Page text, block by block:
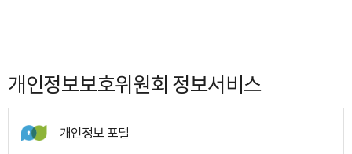
개인정보보호위원회 정보서비스
개인정보 포털